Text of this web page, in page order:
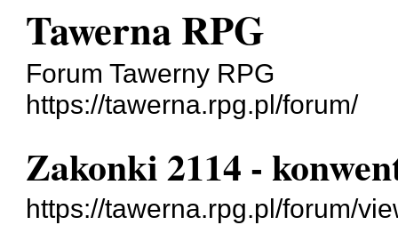
Tawerna RPG
Forum Tawerny RPG
https://tawerna.rpg.pl/forum/
Zakonki 2114 -
https://tawerna.rpg.pl/forum/